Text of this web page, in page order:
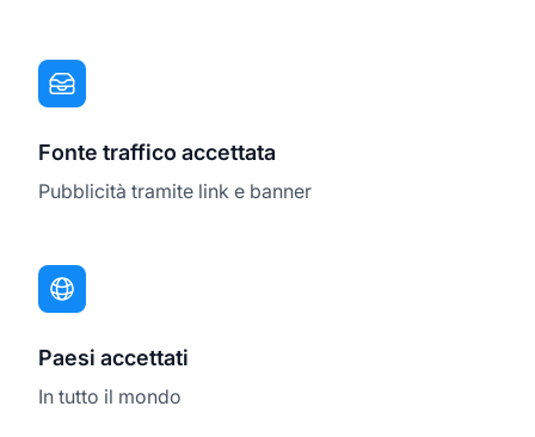
Fonte traffico accettata
Pubblicità tramite link e banner
Paesi accettati
In tutto il mondo